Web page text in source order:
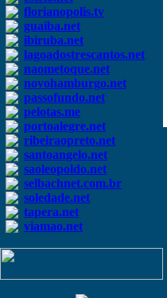
florianopolis.tv
guaiba.net
ibiruba.net
lagoadostrescantos.net
naometoque.net
novohamburgo.net
passofundo.net
pelotas.me
portoalegre.net
ribeiraopreto.net
santoangelo.net
saoleopoldo.net
selbachnet.com.br
soledade.net
tapera.net
viamao.net